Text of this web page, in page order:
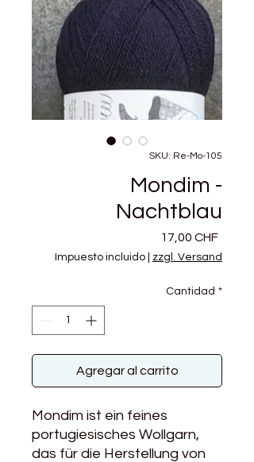
SKU: Re-Mo-105
Mondim -
Nachtblau
17,00 CHFPrecio
Impuesto incluido zzgl. Versand
Cantidad *
Agregar al carrito
Mondim ist ein feines
portugiesisches Wollgarn,
das für die Herstellung von